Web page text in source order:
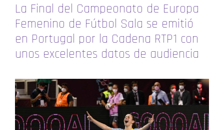
La Final del Campeonato de Europa
Femenino de Fútbol Sala se emitió
en Portugal por la Cadena RTP1 con
unos excelentes datos de audiencia